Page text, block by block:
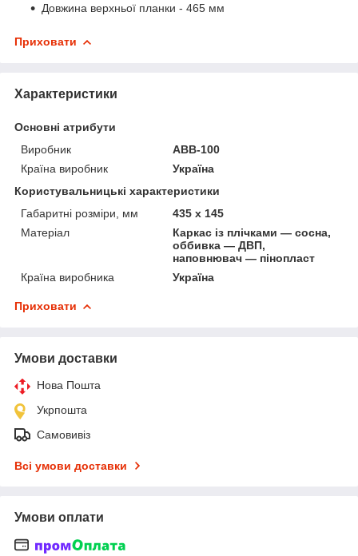
Довжина верхньої планки - 465 мм
Приховати
Характеристики
Основні атрибути
Виробник
АВВ-100
Країна виробник
Україна
Користувальницькі характеристики
Габаритні розміри, мм
435 x 145
Матеріал
Каркас із плічками — сосна,
оббивка — ДВП,
наповнювач — пінопласт
Країна виробника
Україна
Приховати
Умови доставки
Нова Пошта
Укрпошта
Самовивіз
Всі умови доставки
Умови оплати